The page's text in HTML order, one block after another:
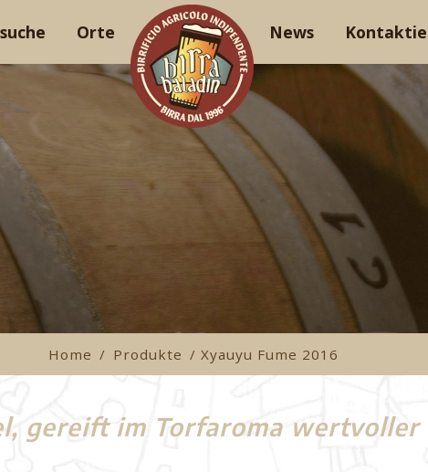
Orte News
Home / Produkte / Xyauyu Fume 2016
gereift im Torfaroma